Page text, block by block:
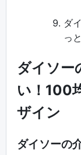
ダ
っ
ダイソー
い！100
ザイン
ダイソーの